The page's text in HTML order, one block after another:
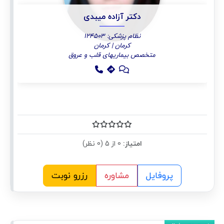
دکتر آزاده میبدی
نظام پزشکی: 124503
کرمان | کرمان
متخصص بیماریهای قلب و عروق
امتیاز:
پروفایل مشاوره رزرو نوبت